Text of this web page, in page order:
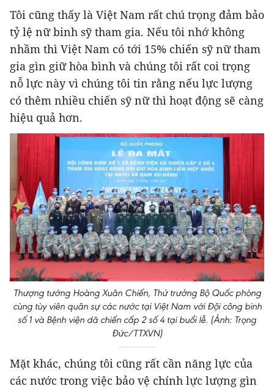
Tôi cũng thấy là Việt Nam rất chú trọng đảm bảo
tỷ lệ nữ binh sỹ tham gia. Nếu tôi nhớ không
nhầm thì Việt Nam có tới 15% chiến sỹ nữ tham
gia gìn giữ hòa bình và chúng tôi rất coi trọng
nỗ lực này vì chúng tôi tin rằng nếu lực lượng
có thêm nhiều chiến sỹ nữ thì hoạt động sẽ càng
hiệu quả hơn.
Thượng tướng Hoàng Xuân Chiến, Thứ trưởng Bộ Quốc phòng
cùng tùy viên quân sự các nước tại Việt Nam với Đội công binh
số 1 và Bệnh viện dã chiến cấp 2 số 4 tại buổi lễ. (Ảnh: Trọng
Đức/TTXVN)
Mặt khác, chúng tôi cũng rất cần năng lực của
các nước trong việc bảo vệ chính lực lượng gìn